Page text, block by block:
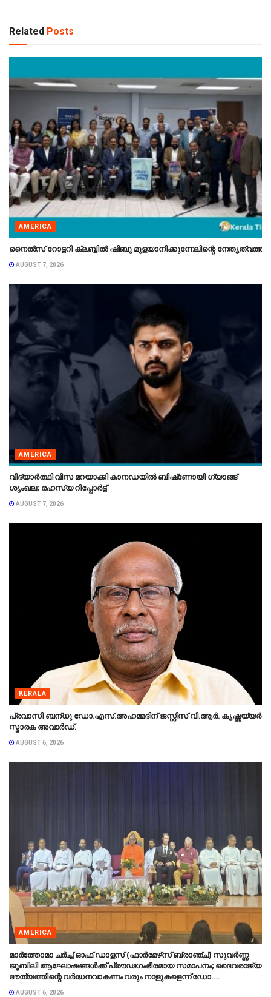
Related Posts
AMERICA
നൈൽസ് റോട്ടറി ക്ലബ്ബിൽ ഷിബു മുളയാനിക്കുന്നേലിന്റെ
AUGUST 7, 2026
AMERICA
വിദ്യാർത്ഥി വിസ മറയാക്കി കാനഡയിൽ ബിഷ്‌ണോയി ഗ്യാങ്ങ്
ശൃംഖല; രഹസ്യ റിപ്പോർട്ട്
AUGUST 7, 2026
KERALA
പ്രവാസി ബന്‌ധു ഡോ.എസ്.അഹമ്മദിന് ജസ്റ്റിസ് വി.ആർ. കൃഷ്ണയ്യർ
സ്മാരക അവാർഡ്.
AUGUST 6, 2026
AMERICA
മാർത്തോമാ ചർച്ച് ഓഫ് ഡാളസ് (ഫാർമേഴ്‌സ് ബ്രാഞ്ച്) സുവർണ്ണ
ജൂബിലി ആഘോഷങ്ങൾക്ക് പ്രൗഢഗംഭീരമായ സമാപനം; ദൈവരാജ്യ
ദൗത്യത്തിന്റെ വർദ്ധനവാകണം വരും നാളുകളെന്ന് ഡോ.
തിയോഡോഷ്യസ് മാർത്തോമാ മെത്രാപ്പോലീത്ത
AUGUST 6, 2026